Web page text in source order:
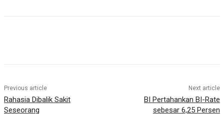
Previous article
Rahasia Dibalik Sakit
Seseorang
Next article
BI Pertahankan BI-Rate
sebesar 6,25 Persen